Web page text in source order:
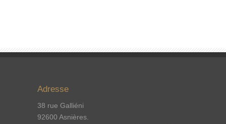
Adresse
38 rue Galliéni
92600 Asnières.